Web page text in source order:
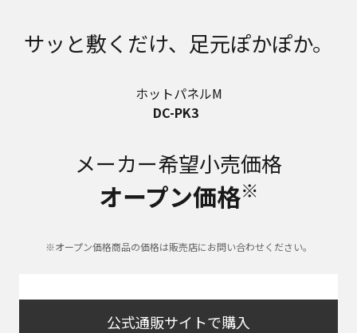
サッと敷くだけ、足元ぽかぽか。
ホットパネルM
DC-PK3
メーカー希望小売価格
オープン価格※
※オープン価格商品の価格は販売店にお問い合わせください。
公式通販サイトで購入